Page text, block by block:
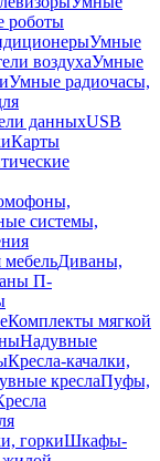
роботы
Умные
воздухаУмные
Умные радиочасы,
данныхUSB
Карты
системы,
Диваны,
П-
Комплекты мягкой
Надувные
Кресла-качалки,
креслаПуфы,
горкиШкафы-